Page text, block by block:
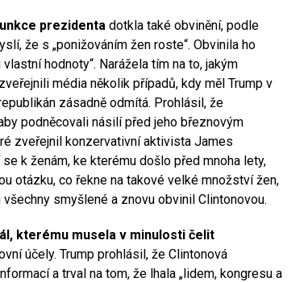
prezidentadotkla také obvinění, podle
že s „ponižováním žen roste“. Obvinila ho
hodnoty“. Narážela tím na to, jakým
média několik případů, kdy měl Trump v
zásadně odmítá. Prohlásil, že
podněcovali násilí před jeho březnovým
zveřejnil konzervativní aktivista James
k ženám, ke kterému došlo před mnoha lety,
otázku, co řekne na takové velké množství žen,
smyšlené a znovu obvinil Clintonovou.
kterému musela v minulosti čelit
účely. Trump prohlásil, že Clintonová
a trval na tom, že lhala „lidem, kongresu a